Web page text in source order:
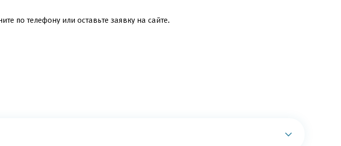
по телефону или оставьте заявку на сайте.